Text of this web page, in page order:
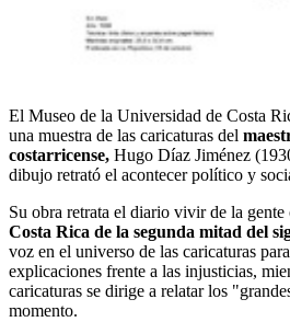
El Museo de la Universidad de Costa
una muestra de las caricaturas del
costarricense, Hugo Díaz Jiménez
dibujo retrató el acontecer político y
Su obra retrata el diario vivir de la
Costa Rica de la segunda mitad del
voz en el universo de las caricaturas
explicaciones frente a las injusticias,
caricaturas se dirige a relatar los
momento.